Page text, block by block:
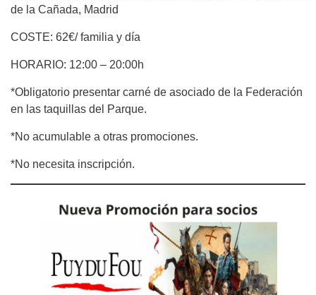
de la Cañada, Madrid
COSTE: 62€/ familia y día
HORARIO: 12:00 – 20:00h
*Obligatorio presentar carné de asociado de la Federación
en las taquillas del Parque.
*No acumulable a otras promociones.
*No necesita inscripción.